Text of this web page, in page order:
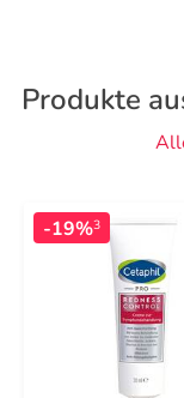
Produkte
-19%3